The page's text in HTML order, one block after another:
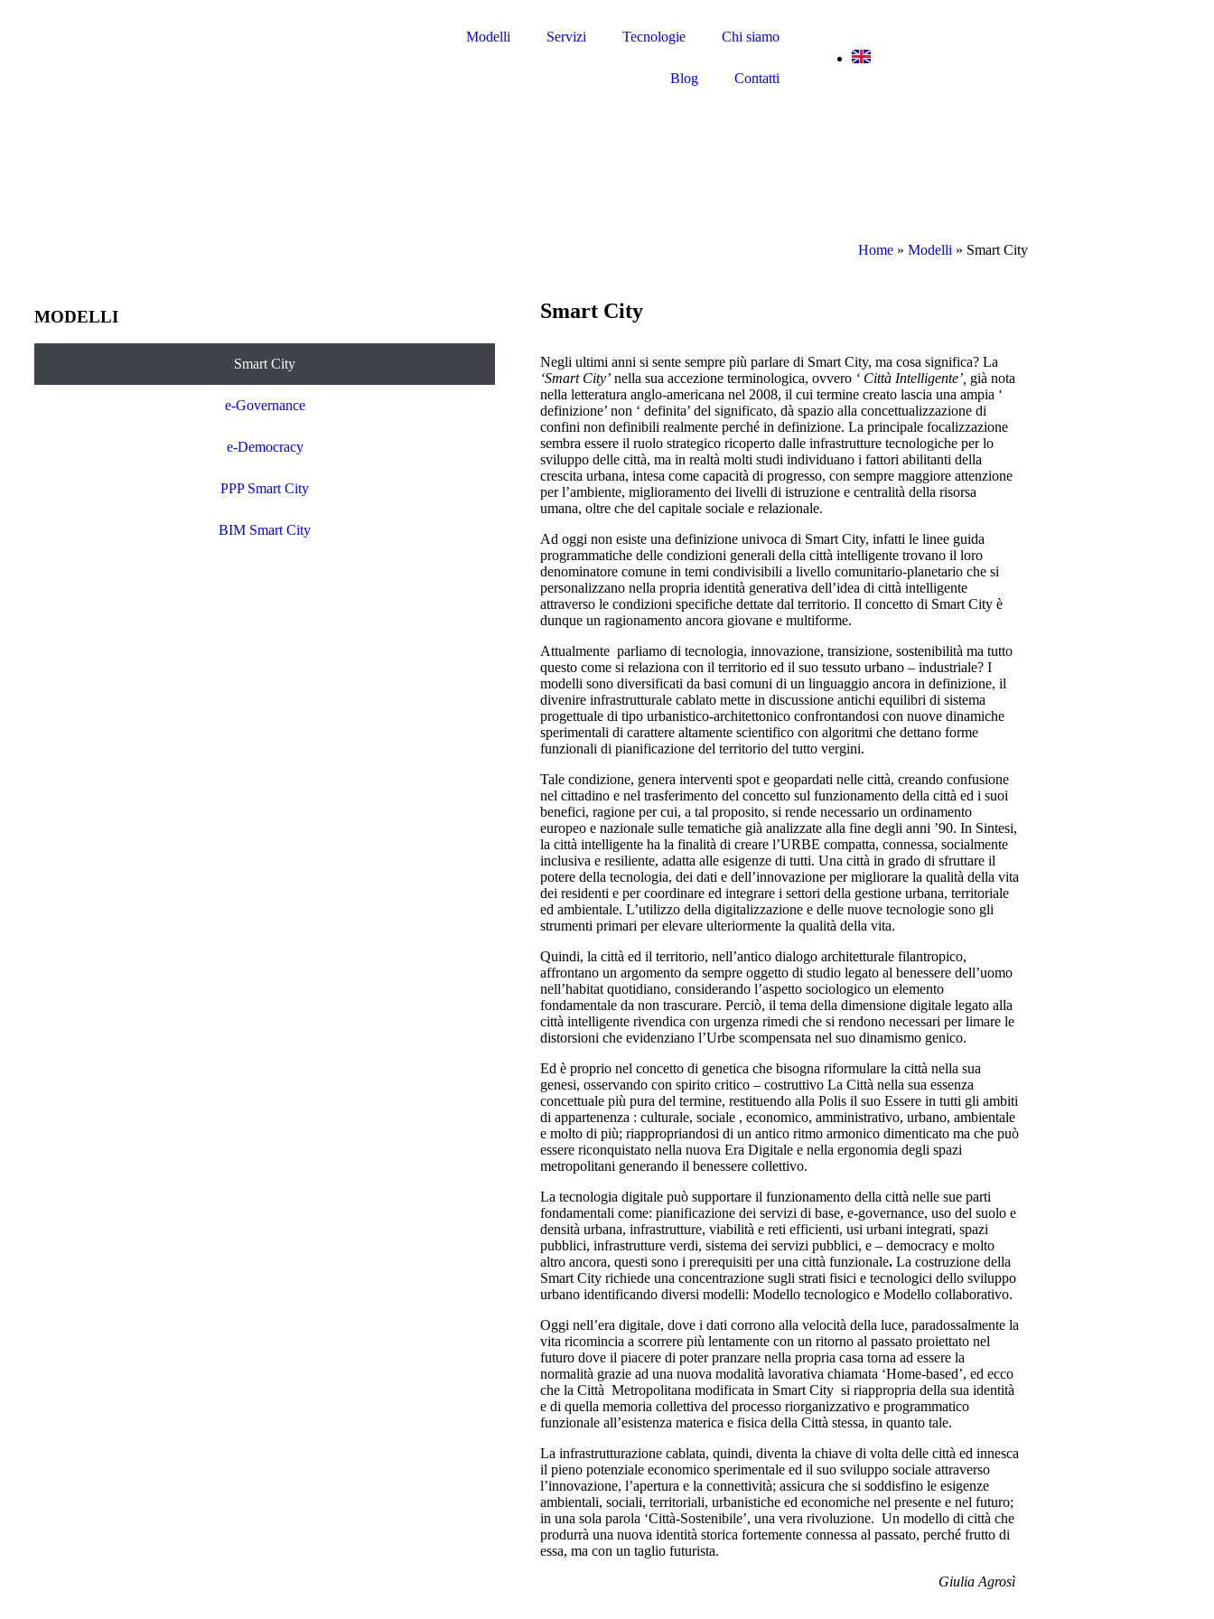
Modelli Servizi Tecnologie Chi siamo
Blog Contatti
Home » Modelli » Smart City
MODELLI
Smart City
e-Governance
e-Democracy
PPP Smart City
BIM Smart City
Smart City
Negli ultimi anni si sente sempre più parlare di Smart City, ma cosa significa? La
‘Smart City’ nella sua accezione terminologica, ovvero ‘ Città Intelligente’, già nota
nella letteratura anglo-americana nel 2008, il cui termine creato lascia una ampia ‘
definizione’ non ‘ definita’ del significato, dà spazio alla concettualizzazione di
confini non definibili realmente perché in definizione. La principale focalizzazione
sembra essere il ruolo strategico ricoperto dalle infrastrutture tecnologiche per lo
sviluppo delle città, ma in realtà molti studi individuano i fattori abilitanti della
crescita urbana, intesa come capacità di progresso, con sempre maggiore attenzione
per l’ambiente, miglioramento dei livelli di istruzione e centralità della risorsa
umana, oltre che del capitale sociale e relazionale.
Ad oggi non esiste una definizione univoca di Smart City, infatti le linee guida
programmatiche delle condizioni generali della città intelligente trovano il loro
denominatore comune in temi condivisibili a livello comunitario-planetario che si
personalizzano nella propria identità generativa dell’idea di città intelligente
attraverso le condizioni specifiche dettate dal territorio. Il concetto di Smart City è
dunque un ragionamento ancora giovane e multiforme.
Attualmente parliamo di tecnologia, innovazione, transizione, sostenibilità ma tutto
questo come si relaziona con il territorio ed il suo tessuto urbano – industriale? I
modelli sono diversificati da basi comuni di un linguaggio ancora in definizione, il
divenire infrastrutturale cablato mette in discussione antichi equilibri di sistema
progettuale di tipo urbanistico-architettonico confrontandosi con nuove dinamiche
sperimentali di carattere altamente scientifico con algoritmi che dettano forme
funzionali di pianificazione del territorio del tutto vergini.
Tale condizione, genera interventi spot e geopardati nelle città, creando confusione
nel cittadino e nel trasferimento del concetto sul funzionamento della città ed i suoi
benefici, ragione per cui, a tal proposito, si rende necessario un ordinamento
europeo e nazionale sulle tematiche già analizzate alla fine degli anni ’90. In Sintesi,
la città intelligente ha la finalità di creare l’URBE compatta, connessa, socialmente
inclusiva e resiliente, adatta alle esigenze di tutti. Una città in grado di sfruttare il
potere della tecnologia, dei dati e dell’innovazione per migliorare la qualità della vita
dei residenti e per coordinare ed integrare i settori della gestione urbana, territoriale
ed ambientale. L’utilizzo della digitalizzazione e delle nuove tecnologie sono gli
strumenti primari per elevare ulteriormente la qualità della vita.
Quindi, la città ed il territorio, nell’antico dialogo architetturale filantropico,
affrontano un argomento da sempre oggetto di studio legato al benessere dell’uomo
nell’habitat quotidiano, considerando l’aspetto sociologico un elemento
fondamentale da non trascurare. Perciò, il tema della dimensione digitale legato alla
città intelligente rivendica con urgenza rimedi che si rendono necessari per limare le
distorsioni che evidenziano l’Urbe scompensata nel suo dinamismo genico.
Ed è proprio nel concetto di genetica che bisogna riformulare la città nella sua
genesi, osservando con spirito critico – costruttivo La Città nella sua essenza
concettuale più pura del termine, restituendo alla Polis il suo Essere in tutti gli ambiti
di appartenenza : culturale, sociale , economico, amministrativo, urbano, ambientale
e molto di più; riappropriandosi di un antico ritmo armonico dimenticato ma che può
essere riconquistato nella nuova Era Digitale e nella ergonomia degli spazi
metropolitani generando il benessere collettivo.
La tecnologia digitale può supportare il funzionamento della città nelle sue parti
fondamentali come: pianificazione dei servizi di base, e-governance, uso del suolo e
densità urbana, infrastrutture, viabilità e reti efficienti, usi urbani integrati, spazi
pubblici, infrastrutture verdi, sistema dei servizi pubblici, e – democracy e molto
altro ancora, questi sono i prerequisiti per una città funzionale. La costruzione della
Smart City richiede una concentrazione sugli strati fisici e tecnologici dello sviluppo
urbano identificando diversi modelli: Modello tecnologico e Modello collaborativo.
Oggi nell’era digitale, dove i dati corrono alla velocità della luce, paradossalmente la
vita ricomincia a scorrere più lentamente con un ritorno al passato proiettato nel
futuro dove il piacere di poter pranzare nella propria casa torna ad essere la
normalità grazie ad una nuova modalità lavorativa chiamata ‘Home-based’, ed ecco
che la Città Metropolitana modificata in Smart City si riappropria della sua identità
e di quella memoria collettiva del processo riorganizzativo e programmatico
funzionale all’esistenza materica e fisica della Città stessa, in quanto tale.
La infrastrutturazione cablata, quindi, diventa la chiave di volta delle città ed innesca
il pieno potenziale economico sperimentale ed il suo sviluppo sociale attraverso
l’innovazione, l’apertura e la connettività; assicura che si soddisfino le esigenze
ambientali, sociali, territoriali, urbanistiche ed economiche nel presente e nel futuro;
in una sola parola ‘Città-Sostenibile’, una vera rivoluzione. Un modello di città che
produrrà una nuova identità storica fortemente connessa al passato, perché frutto di
essa, ma con un taglio futurista.
Giulia Agrosì